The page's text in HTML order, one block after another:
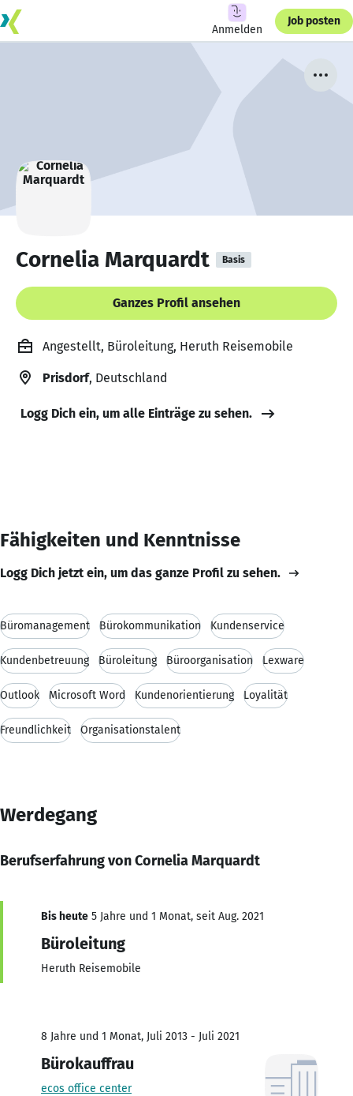
Anmelden
Job posten
Cornelia Marquardt Basis
Ganzes Profil ansehen
Angestellt, Büroleitung, Heruth Reisemobile
Prisdorf, Deutschland
Logg Dich ein, um alle Einträge zu sehen.
Fähigkeiten und Kenntnisse
Logg Dich jetzt ein, um das ganze Profil zu sehen.
Büromanagement Bürokommunikation Kundenservice
Kundenbetreuung Büroleitung Büroorganisation Lexware
Outlook Microsoft Word Kundenorientierung Loyalität
Freundlichkeit Organisationstalent
Werdegang
Berufserfahrung von Cornelia Marquardt
Bis heute 5 Jahre und 1 Monat, seit Aug. 2021
Büroleitung
Heruth Reisemobile
8 Jahre und 1 Monat, Juli 2013 - Juli 2021
Bürokauffrau
ecos office center